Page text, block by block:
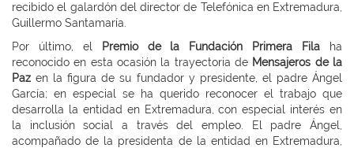
recibido el galardón del director de Telefónica en Extremadura,
Guillermo Santamaría.
Por último, el
Premio de la Fundación Primera Fila ha
reconocido en esta ocasión la trayectoria de Mensajeros de la
Paz en la figura de su fundador y presidente, el padre Ángel
García; en especial se ha querido reconocer el trabajo que
desarrolla la entidad en Extremadura, con especial interés en
la inclusión social a través del empleo. El padre Ángel,
acompañado de la presidenta de la entidad en Extremadura,